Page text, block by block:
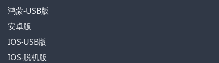
鸿蒙-USB版
安卓版
IOS-USB版
IOS-脱机版